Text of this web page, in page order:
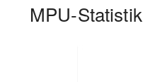
MPU-Statistik